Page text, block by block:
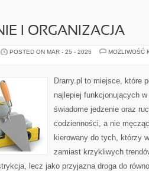
I ORGANIZACJA
POSTED ON MAR - 25 - 2026
MOŻLIWOŚĆ
Drarry.pl to miejsce, które
najlepiej funkcjonujących
świadome jedzenie oraz
codzienności, a nie
kierowany do tych, którzy
zamiast krzykliwych
lecz jako przyjazna droga do